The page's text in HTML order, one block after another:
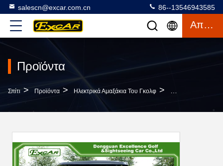
salescn@excar.com.cn 86--13546943585
Απόσπασμα
Προϊόντα
Σπίτι > Προϊόντα > Ηλεκτρικά Αμαξάκια Του Γκολφ > EXCAR Άσπρο